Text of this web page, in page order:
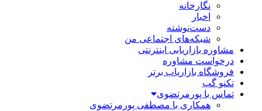
نگارخانه
اخبار
دست‌نوشته
شبکه‌های اجتماعی من
مشاوره بازاریابی اینترنتی
درخواست مشاوره
فروشگاه بازاریاب برتر
تکنو گپ
تماس با پورمرتضوی
همکاری با مصطفی پورمرتضوی